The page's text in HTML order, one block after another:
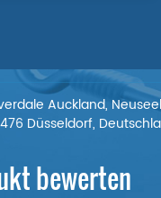
Auckland,
Düsseldorf,
bewerten